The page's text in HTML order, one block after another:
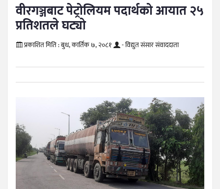
वीरगञ्जबाट पेट्रोलियम पदार्थको आयात २५
प्रतिशतले घट्यो
प्रकाशित मिति :बुध, कार्तिक ७, २०८१ - विद्युत संसार संवाददाता